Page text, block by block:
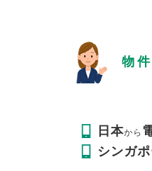
物
日本から
シンガ